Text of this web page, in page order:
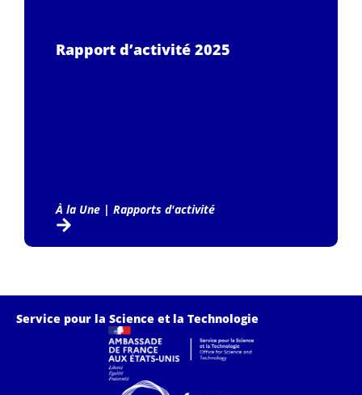
Rapport d’activité 2025
À la Une| Rapports d'activité
Service pour la Science et la Technologie